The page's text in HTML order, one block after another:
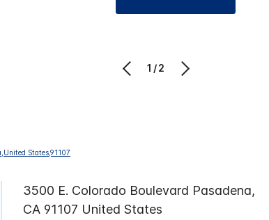
1/2
3500 E. Colorado Boulevard Pasadena,
CA 91107 United States